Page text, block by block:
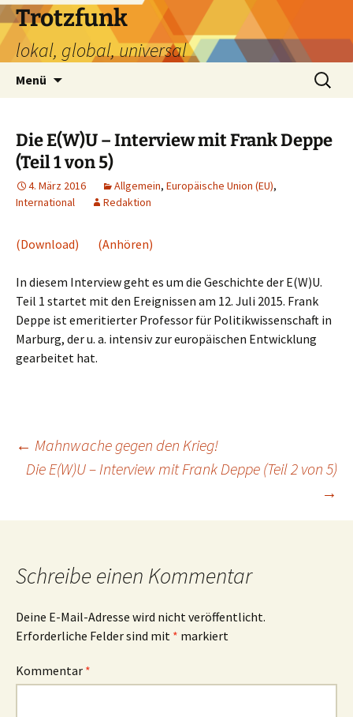
Zum
Inhalt
springen
Trotzfunk
lokal, global, universal
Menü
Suchen
nach:
Die E(W)U – Interview mit Frank Deppe
(Teil 1 von 5)
4. März 2016 Allgemein, Europäische Union (EU),
International
Redaktion
(Download) (Anhören)
In diesem Interview geht es um die Geschichte der E(W)U.
Teil 1 startet mit den Ereignissen am 12. Juli 2015. Frank
Deppe ist emeritierter Professor für Politikwissenschaft in
Marburg, der u. a. intensiv zur europäischen Entwicklung
gearbeitet hat.
Beitragsnavigation
← Mahnwache gegen den Krieg!
Die E(W)U – Interview mit Frank Deppe (Teil 2 von 5)
→
Schreibe einen Kommentar
Deine E-Mail-Adresse wird nicht veröffentlicht.
Erforderliche Felder sind mit * markiert
Kommentar *